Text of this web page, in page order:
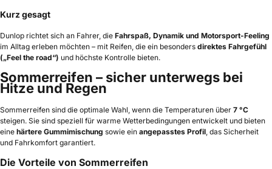
Kurz gesagt
Dunlop richtet sich an Fahrer, die Fahrspaß, Dynamik und Motorsport-Feeling
im Alltag erleben möchten – mit Reifen, die ein besonders direktes Fahrgefühl
(„Feel the road“) und höchste Kontrolle bieten.
Sommerreifen – sicher unterwegs bei
Hitze und Regen
Sommerreifen sind die optimale Wahl, wenn die Temperaturen über 7 °C
steigen. Sie sind speziell für warme Wetterbedingungen entwickelt und bieten
eine härtere Gummimischung sowie ein angepasstes Profil , das Sicherheit
und Fahrkomfort garantiert.
Die Vorteile von Sommerreifen